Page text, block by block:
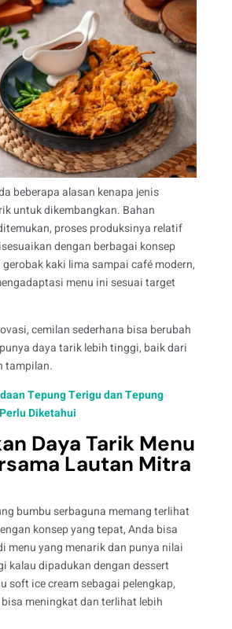
beberapa alasan kenapa jenis
untuk dikembangkan. Bahan
proses produksinya relatif
dengan berbagai konsep
kaki lima sampai café modern,
menu ini sesuai target
cemilan sederhana bisa berubah
daya tarik lebih tinggi, baik dari
tampilan.
Tepung Terigu dan Tepung
Diketahui
Daya Tarik Menu
Lautan Mitra
bumbu serbaguna memang terlihat
konsep yang tepat, Anda bisa
menu yang menarik dan punya nilai
kalau dipadukan dengan dessert
soft ice cream sebagai pelengkap,
meningkat dan terlihat lebih